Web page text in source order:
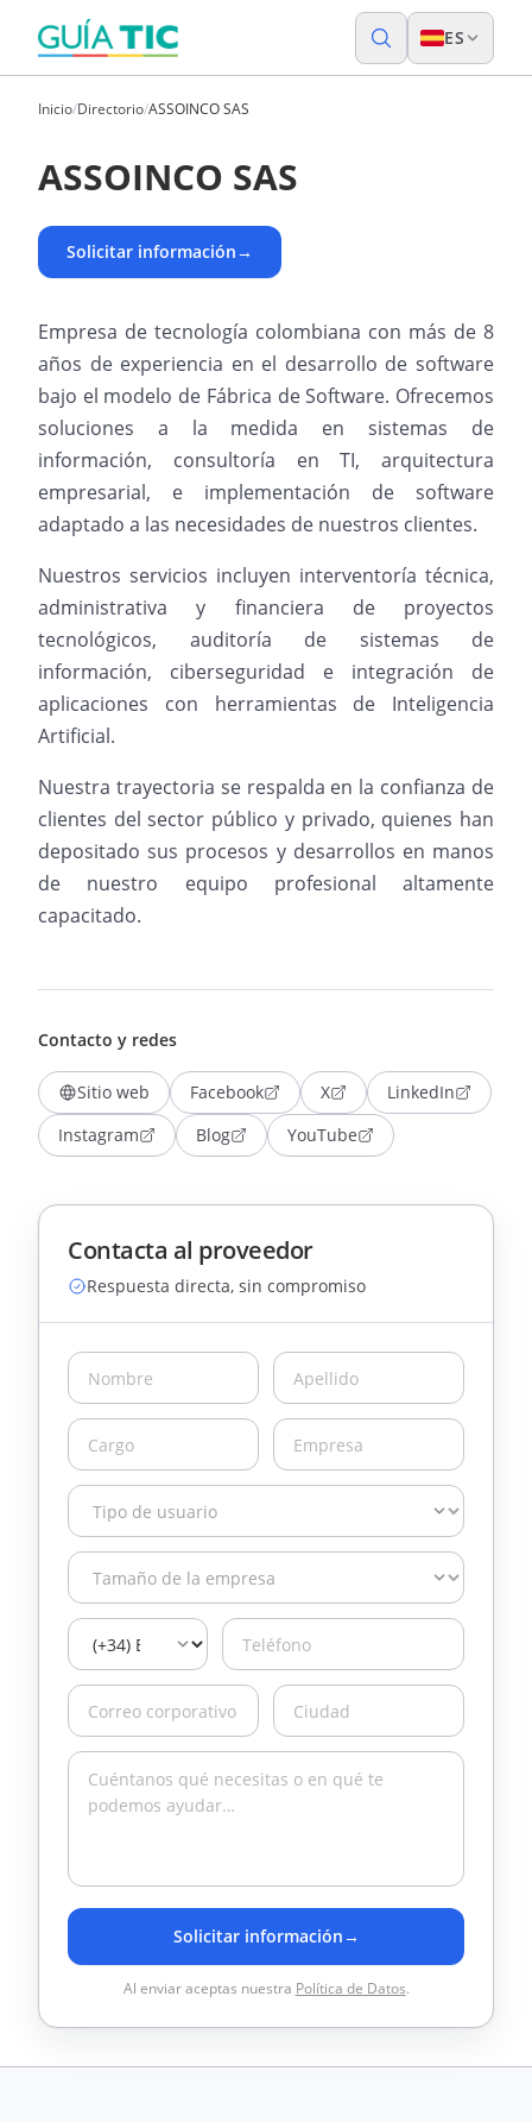
ES
Inicio/Directorio/ASSOINCO SAS
ASSOINCO SAS
Solicitar información→
Empresa de tecnología colombiana con más de 8
años de experiencia en el desarrollo de software
bajo el modelo de Fábrica de Software. Ofrecemos
soluciones a la medida en sistemas de
información, consultoría en TI, arquitectura
empresarial, e implementación de software
adaptado a las necesidades de nuestros clientes.
Nuestros servicios incluyen interventoría técnica,
administrativa y financiera de proyectos
tecnológicos, auditoría de sistemas de
información, ciberseguridad e integración de
aplicaciones con herramientas de Inteligencia
Artificial.
Nuestra trayectoria se respalda en la confianza de
clientes del sector público y privado, quienes han
depositado sus procesos y desarrollos en manos
de nuestro equipo profesional altamente
capacitado.
Contacto y redes
Sitio web Facebook X
LinkedIn
Instagram
Blog YouTube
Contacta al proveedor
Respuesta directa, sin compromiso
Solicitar información→
Al enviar aceptas nuestra Política de Datos.